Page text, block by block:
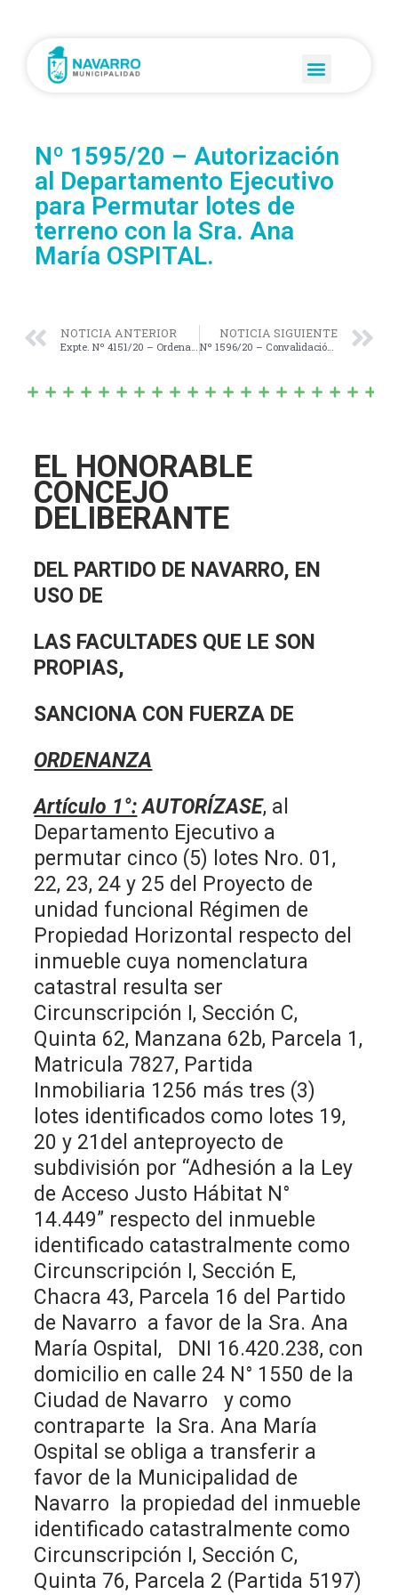
Nº 1595/20 – Autorización
al Departamento Ejecutivo
para Permutar lotes de
terreno con la Sra. Ana
María OSPITAL.
NOTICIA ANTERIOR
Expte. Nº 4151/20 – Ordenanza Preparatoria. Proyecto de Ordenanza Modificatorio de la Ordenanza Impositiva Vigente.
NOTICIA SIGUIENTE
Nº 1596/20 – Convalidación de los Decretos Municipales Nº 130 y 159/20 (Fondo Especial de Emergencia Sanitaria para la Contención Fiscal Municipal).
EL HONORABLE
CONCEJO
DELIBERANTE
DEL PARTIDO DE NAVARRO, EN
USO DE
LAS FACULTADES QUE LE SON
PROPIAS,
SANCIONA CON FUERZA DE
ORDENANZA
Artículo 1°: AUTORÍZASE, al
Departamento Ejecutivo a
permutar cinco (5) lotes Nro. 01,
22, 23, 24 y 25 del Proyecto de
unidad funcional Régimen de
Propiedad Horizontal respecto del
inmueble cuya nomenclatura
catastral resulta ser
Circunscripción I, Sección C,
Quinta 62, Manzana 62b, Parcela 1,
Matricula 7827, Partida
Inmobiliaria 1256 más tres (3)
lotes identificados como lotes 19,
20 y 21del anteproyecto de
subdivisión por “Adhesión a la Ley
de Acceso Justo Hábitat N°
14.449” respecto del inmueble
identificado catastralmente como
Circunscripción I, Sección E,
Chacra 43, Parcela 16 del Partido
de Navarro a favor de la Sra. Ana
María Ospital, DNI 16.420.238, con
domicilio en calle 24 N° 1550 de la
Ciudad de Navarro y como
contraparte la Sra. Ana María
Ospital se obliga a transferir a
favor de la Municipalidad de
Navarro la propiedad del inmueble
identificado catastralmente como
Circunscripción I, Sección C,
Quinta 76, Parcela 2 (Partida 5197)